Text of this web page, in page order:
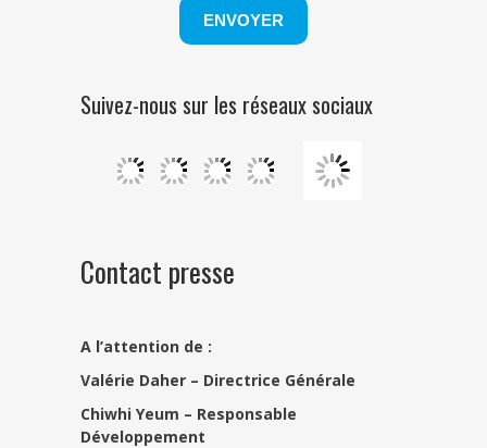
Suivez-nous sur les réseaux sociaux
Contact presse
A l’attention de :
Valérie Daher – Directrice Générale
Chiwhi Yeum – Responsable
Développement